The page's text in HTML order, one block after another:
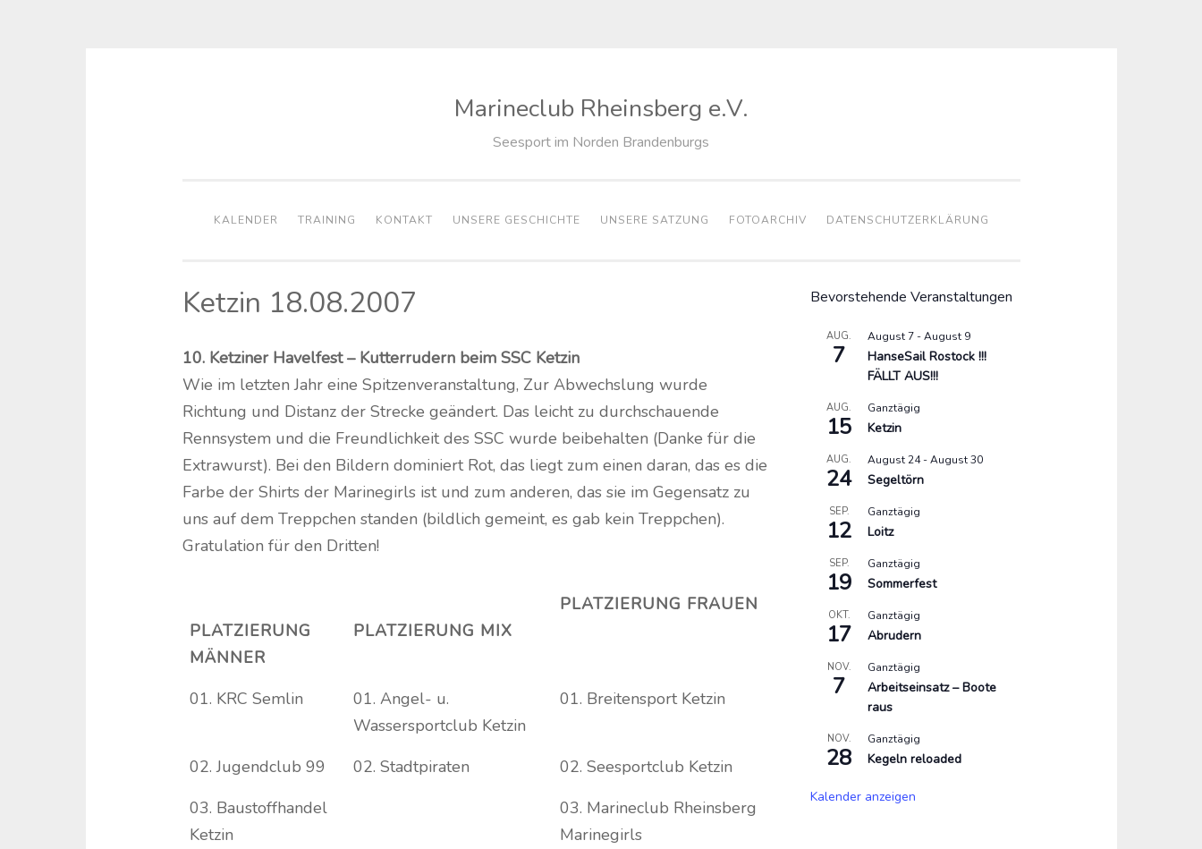
Marineclub Rheinsberg e.V.
Seesport im Norden Brandenburgs
KALENDER TRAINING KONTAKT UNSERE GESCHICHTE UNSERE SATZUNG FOTOARCHIV DATENSCHUTZERKLÄRUNG
Ketzin 18.08.2007
10. Ketziner Havelfest – Kutterrudern beim SSC Ketzin
Wie im letzten Jahr eine Spitzenveranstaltung, Zur Abwechslung wurde
Richtung und Distanz der Strecke geändert. Das leicht zu durchschauende
Rennsystem und die Freundlichkeit des SSC wurde beibehalten (Danke für die
Extrawurst). Bei den Bildern dominiert Rot, das liegt zum einen daran, das es die
Farbe der Shirts der Marinegirls ist und zum anderen, das sie im Gegensatz zu
uns auf dem Treppchen standen (bildlich gemeint, es gab kein Treppchen).
Gratulation für den Dritten!
PLATZIERUNG
MÄNNER
PLATZIERUNG MIX
PLATZIERUNG FRAUEN
01. KRC Semlin
01. Angel- u.
Wassersportclub Ketzin
01. Breitensport Ketzin
02. Jugendclub 99 02. Stadtpiraten
02. Seesportclub Ketzin
03. Baustoffhandel
Ketzin
03. Marineclub Rheinsberg
Marinegirls
Bevorstehende Veranstaltungen
AUG.
7
August 7 -August 9
HanseSail Rostock !!!
FÄLLT AUS!!!
AUG.
15
Ganztägig
Ketzin
AUG.
24
August 24-August 30
Segeltörn
SEP.
12
Ganztägig
Loitz
SEP.
19
Ganztägig
Sommerfest
OKT.
17
Ganztägig
Abrudern
NOV.
7
Ganztägig
Arbeitseinsatz – Boote
raus
NOV.
28
Ganztägig
Kegeln reloaded
Kalender anzeigen